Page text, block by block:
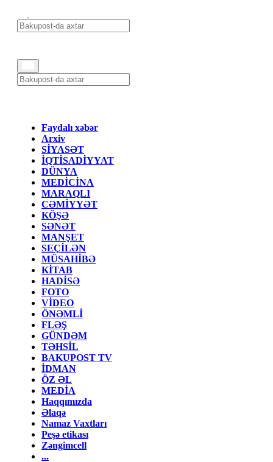
Faydalı xəbər
Arxiv
SİYASƏT
İQTİSADİYYAT
DÜNYA
MEDİCİNA
MARAQLI
CƏMİYYƏT
KÖŞƏ
SƏNƏT
MANŞET
SEÇİLƏN
MÜSAHİBƏ
KİTAB
HADİSƏ
FOTO
VİDEO
ÖNƏMLİ
FLƏŞ
GÜNDƏM
TƏHSİL
BAKUPOST TV
İDMAN
ÖZ ƏL
MEDİA
Haqqımızda
Əlaqə
Namaz Vaxtları
Peşə etikası
Zəngimcell
...